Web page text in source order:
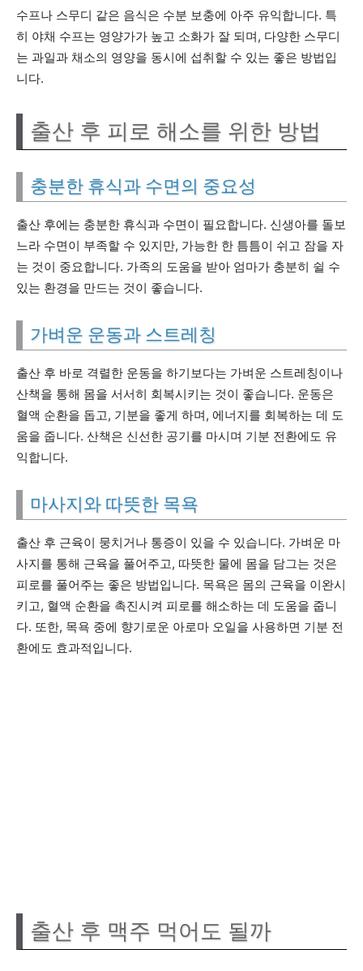
수프나 스무디 같은 음식은 수분 보충에 아주 유익합니다. 특
히 야채 수프는 영양가가 높고 소화가 잘 되며, 다양한 스무디
는 과일과 채소의 영양을 동시에 섭취할 수 있는 좋은 방법입
니다.
출산 후 피로 해소를 위한 방법
충분한 휴식과 수면의 중요성
출산 후에는 충분한 휴식과 수면이 필요합니다. 신생아를 돌보
느라 수면이 부족할 수 있지만, 가능한 한 틈틈이 쉬고 잠을 자
는 것이 중요합니다. 가족의 도움을 받아 엄마가 충분히 쉴 수
있는 환경을 만드는 것이 좋습니다.
가벼운 운동과 스트레칭
출산 후 바로 격렬한 운동을 하기보다는 가벼운 스트레칭이나
산책을 통해 몸을 서서히 회복시키는 것이 좋습니다. 운동은
혈액 순환을 돕고, 기분을 좋게 하며, 에너지를 회복하는 데 도
움을 줍니다. 산책은 신선한 공기를 마시며 기분 전환에도 유
익합니다.
마사지와 따뜻한 목욕
출산 후 근육이 뭉치거나 통증이 있을 수 있습니다. 가벼운 마
사지를 통해 근육을 풀어주고, 따뜻한 물에 몸을 담그는 것은
피로를 풀어주는 좋은 방법입니다. 목욕은 몸의 근육을 이완시
키고, 혈액 순환을 촉진시켜 피로를 해소하는 데 도움을 줍니
다. 또한, 목욕 중에 향기로운 아로마 오일을 사용하면 기분 전
환에도 효과적입니다.
출산 후 맥주 먹어도 될까